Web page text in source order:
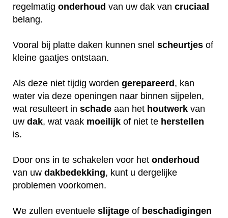
regelmatig onderhoud van uw dak van cruciaal
belang.
Vooral bij platte daken kunnen snel scheurtjes of
kleine gaatjes ontstaan.
Als deze niet tijdig worden gerepareerd , kan
water via deze openingen naar binnen sijpelen,
wat resulteert in schade aan het houtwerk van
uw dak, wat vaak moeilijk of niet te herstellen
is.
Door ons in te schakelen voor het onderhoud
van uw dakbedekking, kunt u dergelijke
problemen voorkomen.
We zullen eventuele slijtage of beschadigingen